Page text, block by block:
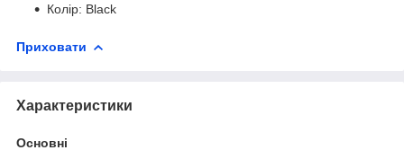
Колір: Black
Приховати
Характеристики
Основні